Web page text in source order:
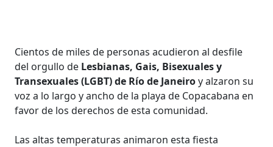
Cientos de miles de personas acudieron al desfile
del orgullo de Lesbianas, Gais, Bisexuales y
Transexuales (LGBT) de Río de Janeiroy alzaron su
voz a lo largo y ancho de la playa de Copacabana en
favor de los derechos de esta comunidad.
Las altas temperaturas animaron esta fiesta